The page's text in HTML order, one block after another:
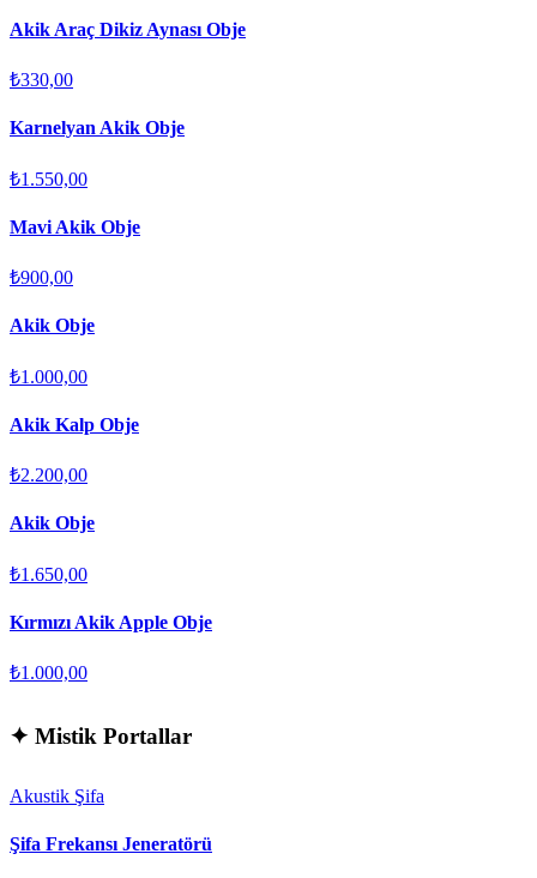
Akik Araç Dikiz Aynası Obje
₺330,00
Karnelyan Akik Obje
₺1.550,00
Mavi Akik Obje
₺900,00
Akik Obje
₺1.000,00
Akik Kalp Obje
₺2.200,00
Akik Obje
₺1.650,00
Kırmızı Akik Apple Obje
₺1.000,00
✦ Mistik Portallar
Akustik Şifa
Şifa Frekansı Jeneratörü